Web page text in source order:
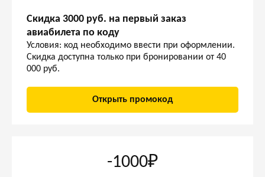
Скидка 3000 руб. на первый заказ
авиабилета по коду
Условия: код необходимо ввести при оформлении.
Скидка доступна только при бронировании от 40
000 руб.
Открыть промокод
-1000₽